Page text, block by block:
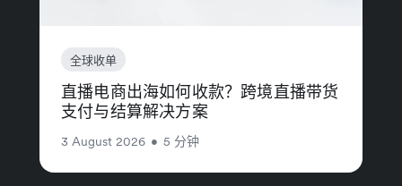
全球收单
直播电商出海如何收款？跨境直播带货
支付与结算解决方案
3 August 2026 • 5 分钟